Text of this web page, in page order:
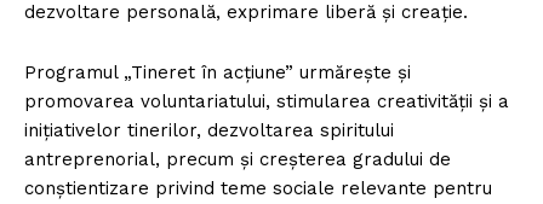
dezvoltare personală, exprimare liberă şi creaţie.
Programul „Tineret în acţiune” urmăreşte şi
promovarea voluntariatului, stimularea creativităţii şi a
iniţiativelor tinerilor, dezvoltarea spiritului
antreprenorial, precum şi creşterea gradului de
conştientizare privind teme sociale relevante pentru